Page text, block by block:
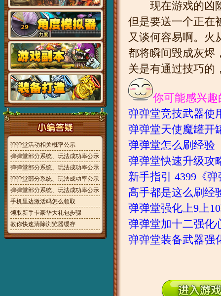
现在游戏的凶险
但是要送一个正在
又谈何容易啊。火
都将瞬间毁成灰烬
关是有通过技巧的
你可能感兴
弹弹堂竞技武器使
弹弹堂天使魔罐开
弹弹堂怎么刷经验
弹弹堂快速升级攻
新手指引 4399《
高手都是这么刷经
弹弹堂强化上9上
弹弹堂加十二强化
弹弹堂装备武器强
弹弹堂活动相关概率公示
弹弹堂部分系统、玩法成功率公示
弹弹堂部分系统、玩法成功率公示
弹弹堂部分系统、玩法成功率公示
弹弹堂部分系统、玩法成功率公示
手机里边激活码怎么领取
领取新手卡豪华大礼包步骤
教你快速清除浏览器缓存